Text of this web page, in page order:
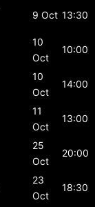
9 Oct 13:30
10
Oct
10:00
10
Oct
14:00
11
Oct
13:00
25
Oct
20:00
23
Oct
18:30